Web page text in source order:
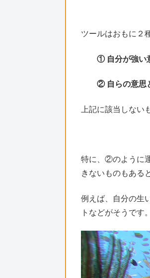
ツールはおもに２
① 自分が強い意
② 自らの意思と
上記に該当しない
特に、②のように
きないものもある
例えば、自分の生
トなどがそうです。